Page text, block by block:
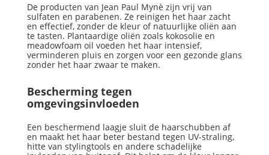
De producten van Jean Paul Mynè zijn vrij van
sulfaten en parabenen. Ze reinigen het haar zacht
en effectief, zonder de kleur of natuurlijke oliën aan
te tasten. Plantaardige oliën zoals kokosolie en
meadowfoam oil voeden het haar intensief,
verminderen pluis en zorgen voor een gezonde glans
zonder het haar zwaar te maken.
Bescherming tegen
omgevingsinvloeden
Een beschermend laagje sluit de haarschubben af
en maakt het haar beter bestand tegen UV-straling,
hitte van stylingtools en andere schadelijke